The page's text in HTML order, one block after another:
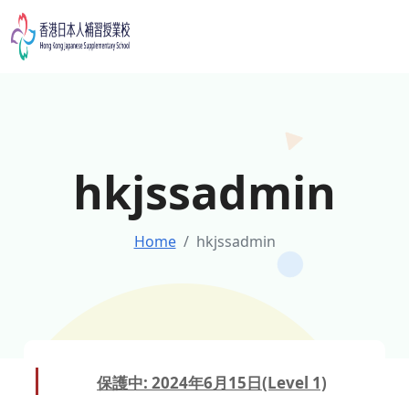
Skip
to
content
hkjssadmin
Home hkjssadmin
保護中: 2024年6月15日(Level 1)